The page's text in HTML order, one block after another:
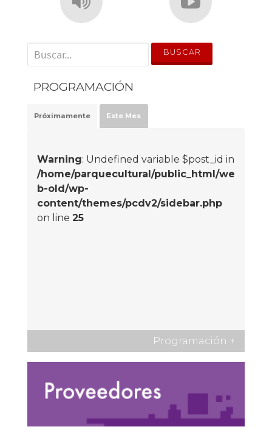
' . __('Search for:') . '
PROGRAMACIÓN
Próximamente Este Mes
Warning: Undefined variable $post_id in
/home/parquecultural/public_html/we
b-old/wp-
content/themes/pcdv2/sidebar.php
on line 25
Programación +